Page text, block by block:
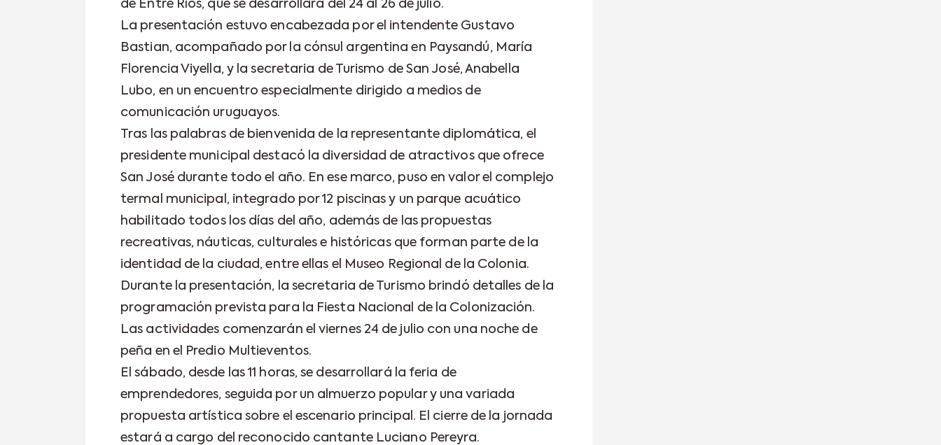
de Entre Ríos, que se desarrollará del 24 al 26 de julio.
La presentación estuvo encabezada por el intendente Gustavo
Bastian, acompañado por la cónsul argentina en Paysandú, María
Florencia Viyella, y la secretaria de Turismo de San José, Anabella
Lubo, en un encuentro especialmente dirigido a medios de
comunicación uruguayos.
Tras las palabras de bienvenida de la representante diplomática, el
presidente municipal destacó la diversidad de atractivos que ofrece
San José durante todo el año. En ese marco, puso en valor el complejo
termal municipal, integrado por 12 piscinas y un parque acuático
habilitado todos los días del año, además de las propuestas
recreativas, náuticas, culturales e históricas que forman parte de la
identidad de la ciudad, entre ellas el Museo Regional de la Colonia.
Durante la presentación, la secretaria de Turismo brindó detalles de la
programación prevista para la Fiesta Nacional de la Colonización.
Las actividades comenzarán el viernes 24 de julio con una noche de
peña en el Predio Multieventos.
El sábado, desde las 11 horas, se desarrollará la feria de
emprendedores, seguida por un almuerzo popular y una variada
propuesta artística sobre el escenario principal. El cierre de la jornada
estará a cargo del reconocido cantante Luciano Pereyra.